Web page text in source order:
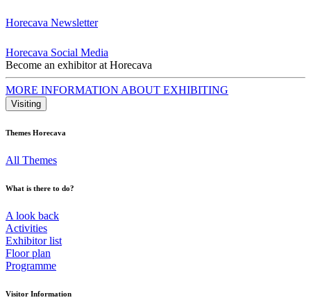
Horecava Newsletter
Horecava Social Media
Become an exhibitor at Horecava
MORE INFORMATION ABOUT EXHIBITING
Visiting
Themes Horecava
All Themes
What is there to do?
A look back
Activities
Exhibitor list
Floor plan
Programme
Visitor Information